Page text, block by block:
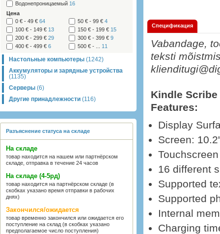
Водонепроницаемый 16
Цена
0 € - 49 € 64 50 € - 99 € 4
100 € - 149 € 13 150 € - 199 € 15
200 € - 299 € 29 300 € - 399 € 9
400 € - 499 € 6 500 € - ... 11
Настольные компьютеры (1242)
Аккумуляторы и зарядные устройства
(1135)
Серверы (6)
Другие принадлежности (116)
Разъяснение статуса на складе
На складе
товар находится на нашем или партнёрском
складе, отправка в течение 24 часов
На складе (4-5рд)
товар находится на партнёрском складе (в
скобках указано время отправки в рабочих
днях)
Закончился/ожидается
товар временно закончился или ожидается его
поступление на склад (в скобках указано
предполагаемое число поступления)
Спецификация
Vabandage,
teksti
Kindle
Features:
Display
Screen:
16 different
Supported
Supported
Internal
Charging